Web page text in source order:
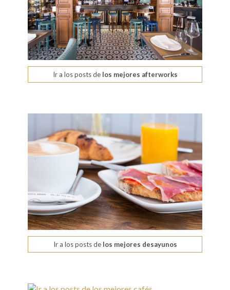
Ir a los posts delos mejores afterworks
Ir a los posts delos mejores desayunos